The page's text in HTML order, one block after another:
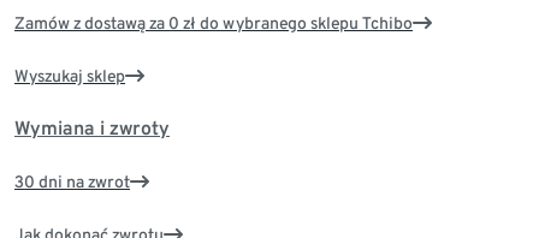
Zamów z dostawą za 0 zł do wybranego sklepu Tchibo
Wyszukaj sklep
Wymiana i zwroty
30 dni na zwrot